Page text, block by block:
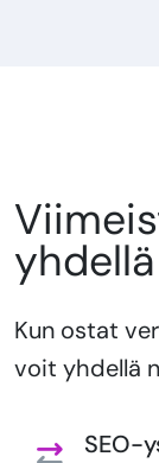
Kun ostat
voit yhdellä
SEO-